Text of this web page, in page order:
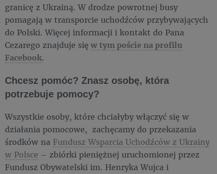
granicę z Ukrainą. W drodze powrotnej busy
pomagają w transporcie uchodźców przybywających
do Polski. Więcej informacji i kontakt do Pana
Cezarego znajduje się w tym poście na profilu
Facebook.
Chcesz pomóc? Znasz osobę, która
potrzebuje pomocy?
Wszystkie osoby, które chciałyby włączyć się w
działania pomocowe, zachęcamy do przekazania
środków na Fundusz Wsparcia Uchodźców z Ukrainy
w Polsce – zbiórki pieniężnej uruchomionej przez
Fundusz Obywatelski im. Henryka Wujca i